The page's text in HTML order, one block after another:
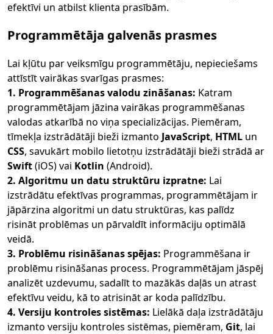
efektīvi un atbilst klienta prasībām.
Programmētāja galvenās prasmes
Lai kļūtu par veiksmīgu programmētāju, nepieciešams
attīstīt vairākas svarīgas prasmes:
1. Programmēšanas valodu zināšanas: Katram
programmētājam jāzina vairākas programmēšanas
valodas atkarībā no viņa specializācijas. Piemēram,
tīmekļa izstrādātāji bieži izmanto JavaScript, HTML un
CSS, savukārt mobilo lietotņu izstrādātāji bieži strādā ar
Swift(iOS) vai Kotlin (Android).
2. Algoritmu un datu struktūru izpratne: Lai
izstrādātu efektīvas programmas, programmētājam ir
jāpārzina algoritmi un datu struktūras, kas palīdz
risināt problēmas un pārvaldīt informāciju optimālā
veidā.
3. Problēmu risināšanas spējas: Programmēšana ir
problēmu risināšanas process. Programmētājam jāspēj
analizēt uzdevumu, sadalīt to mazākās daļās un atrast
efektīvu veidu, kā to atrisināt ar koda palīdzību.
4. Versiju kontroles sistēmas: Lielākā daļa izstrādātāju
izmanto versiju kontroles sistēmas, piemēram, Git, lai